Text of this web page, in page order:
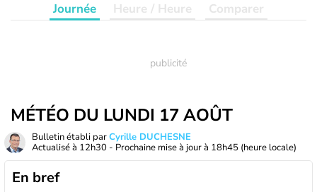
Journée Heure / Heure Comparer
MÉTÉO DU LUNDI 17 AOÛT
Bulletin établi parCyrille DUCHESNE
Actualisé à 12h30 - Prochaine mise à jour à 18h45 (heure locale)
En bref